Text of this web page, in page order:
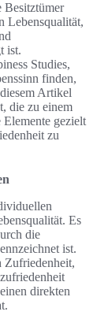
Besitztümer
Lebensqualität,
ist.
Studies,
finden,
Artikel
die zu einem
gezielt
zu
Es
die
ist.
Zufriedenheit,
direkten